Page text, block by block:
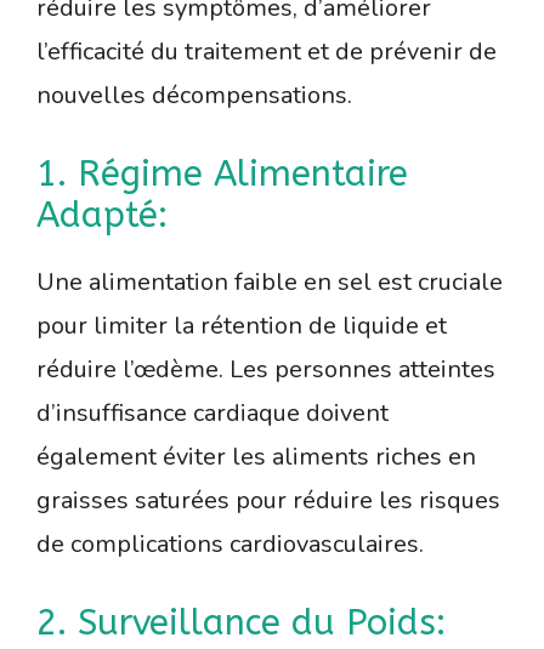
réduire les symptômes, d’améliorer
l’efficacité du traitement et de prévenir de
nouvelles décompensations.
1. Régime Alimentaire
Adapté:
Une alimentation faible en sel est cruciale
pour limiter la rétention de liquide et
réduire l’œdème. Les personnes atteintes
d’insuffisance cardiaque doivent
également éviter les aliments riches en
graisses saturées pour réduire les risques
de complications cardiovasculaires.
2. Surveillance du Poids: